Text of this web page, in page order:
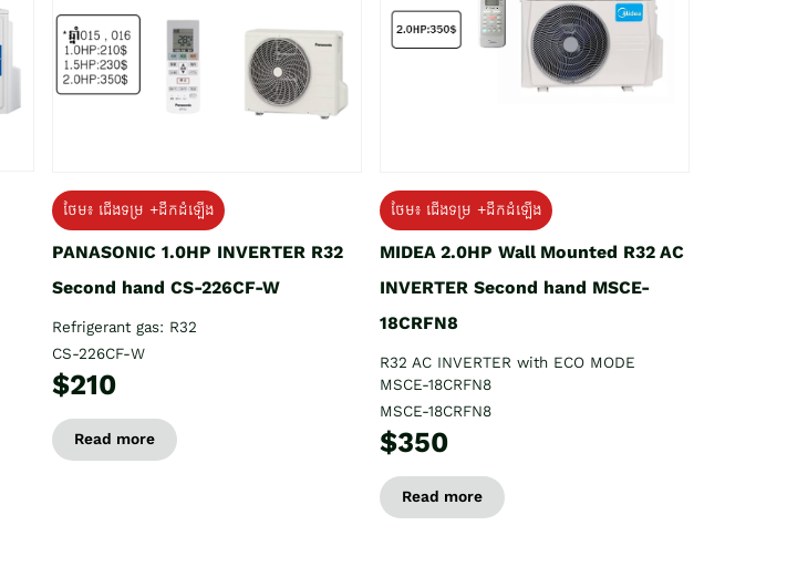
ថែម៖ ជើងទម្រ +ដឹកដំឡើង
PANASONIC 1.0HP INVERTER R32
Second hand CS-226CF-W
Refrigerant gas: R32
CS-226CF-W
$210
Read more
ថែម៖ ជើងទម្រ +ដឹកដំឡើង
MIDEA 2.0HP Wall Mounted R32 AC
INVERTER Second hand MSCE-
18CRFN8
R32 AC INVERTER with ECO MODE
MSCE-18CRFN8
MSCE-18CRFN8
$350
Read more